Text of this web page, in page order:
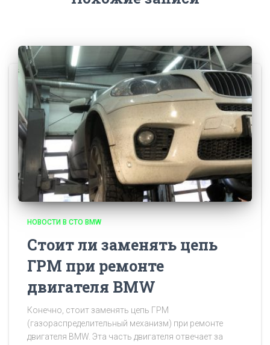
НОВОСТИ В СТО BMW
Стоит ли заменять цепь
ГРМ при ремонте
двигателя BMW
Конечно, стоит заменять цепь ГРМ
(газораспределительный механизм) при ремонте
двигателя BMW. Эта часть двигателя отвечает за